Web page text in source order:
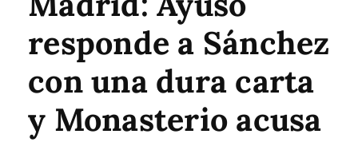
responde a Sánchez
con una dura carta
y Monasterio acusa